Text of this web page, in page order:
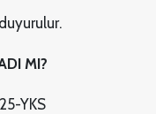
MI?
YKS